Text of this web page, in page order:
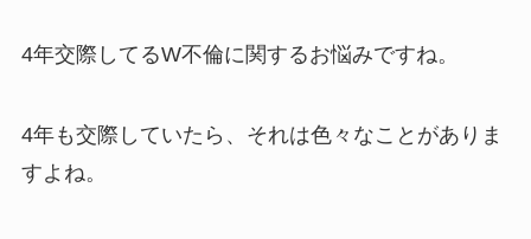
4年交際してるW不倫に関するお悩みですね。
4年も交際していたら、それは色々なことがありま
すよね。